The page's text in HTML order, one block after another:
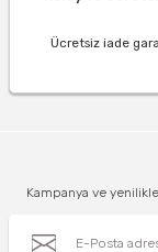
Ücretsiz iade
Kampanya ve